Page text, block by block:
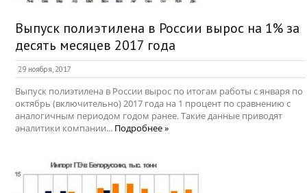
Выпуск полиэтилена в России вырос на 1% за
десять месяцев 2017 года
29 ноября, 2017
Выпуск полиэтилена в России вырос по итогам работы с января по
октябрь (включительно) 2017 года на 1 процент по сравнению с
аналогичным периодом годом ранее. Такие данные приводят
аналитики компании... Подробнее »